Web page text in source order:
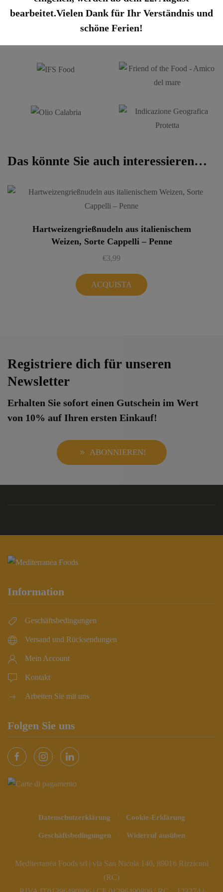
Das könnte Sie auch interessieren…
Hartweizengrießnudeln aus italienischem
Weizen, Sorte Cappelli – Penne
€3,99
ACQUISTA
Registriere dich für unseren
Newsletter
Erhalten Sie sofort einen Gutschein im Wert
von 10% auf Ihren ersten Einkauf!
ABONNIEREN!
Information
Geschäftsbedingungen
Versand und Rücksendungen
Mein Account
Kontakt
Arbeiten Sie mit uns
Folgen Sie uns
Datenschutzerklärung Cookie-Erklärung
Geschäftsbedingungen Widerruf ausüben
Mediterranea Foods srl | via San Nicola 140, 89016 Rizziconi
(RC)
bearbeitet.Vielen Dank für Ihr Verständnis und
schöne Ferien!